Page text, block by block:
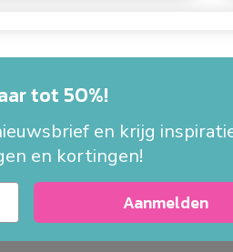
tot 50%!
en krijg
en kortingen!
Aanmelden